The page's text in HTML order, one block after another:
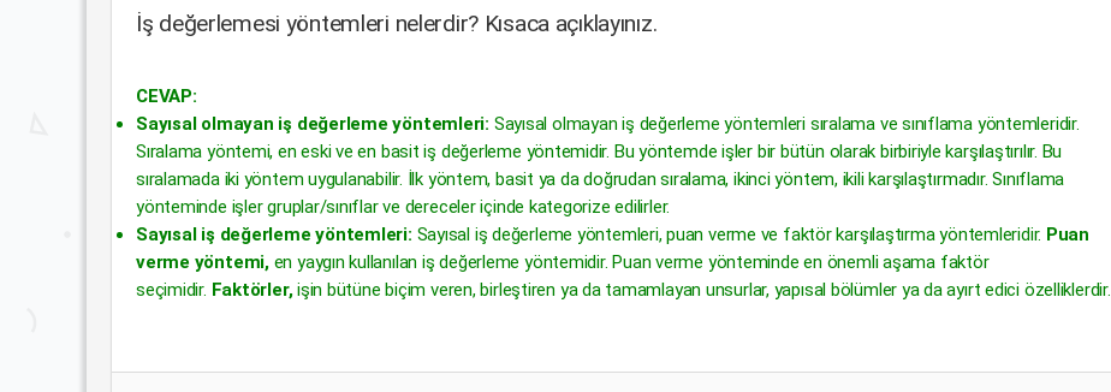
İş değerlemesi yöntemleri nelerdir? Kısaca açıklayınız.
CEVAP:
Sayısal olmayan iş değerleme yöntemleri: Sayısal olmayan iş değerleme yöntemleri sıralama ve sınıflama yöntemleridir.
Sıralama yöntemi, en eski ve en basit iş değerleme yöntemidir. Bu yöntemde işler bir bütün olarak birbiriyle karşılaştırılır. Bu
sıralamada iki yöntem uygulanabilir. İlk yöntem, basit ya da doğrudan sıralama, ikinci yöntem, ikili karşılaştırmadır. Sınıflama
yönteminde işler gruplar/sınıflar ve dereceler içinde kategorize edilirler.
Sayısal iş değerleme yöntemleri: Sayısal iş değerleme yöntemleri, puan verme ve faktör karşılaştırma yöntemleridir. Puan
verme yöntemi,en yaygın kullanılan iş değerleme yöntemidir. Puan verme yönteminde en önemli aşama faktör
seçimidir. Faktörler,işin bütüne biçim veren, birleştiren ya da tamamlayan unsurlar, yapısal bölümler ya da ayırt edici özelliklerdir.